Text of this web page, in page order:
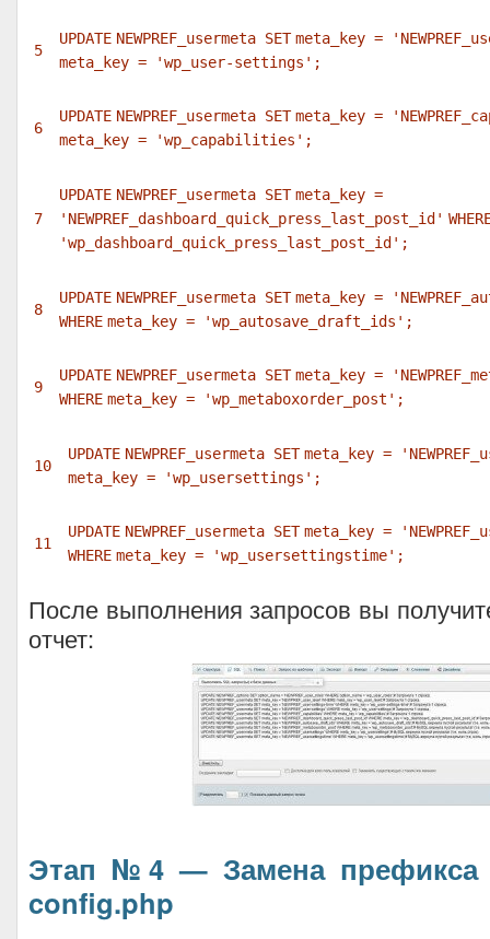
5
UPDATE NEWPREF_usermeta SET meta_key =
meta_key =
'wp_user-settings' ;
6
UPDATE NEWPREF_usermeta SET meta_key =
meta_key =
'wp_capabilities' ;
7
UPDATE NEWPREF_usermeta SET meta_key =
'NEWPREF_dashboard_quick_press_last_post_id'
'wp_dashboard_quick_press_last_post_id' ;
8
UPDATE NEWPREF_usermeta SET meta_key =
WHERE meta_key = 'wp_autosave_draft_ids' ;
9
UPDATE NEWPREF_usermeta SET meta_key =
WHERE meta_key = 'wp_metaboxorder_post' ;
10
UPDATE NEWPREF_usermeta SET meta_key =
meta_key =
'wp_usersettings' ;
11
UPDATE NEWPREF_usermeta SET meta_key =
WHERE meta_key = 'wp_usersettingstime' ;
После выполнения запросов вы
отчет:
Этап №4 — Замена
config.php